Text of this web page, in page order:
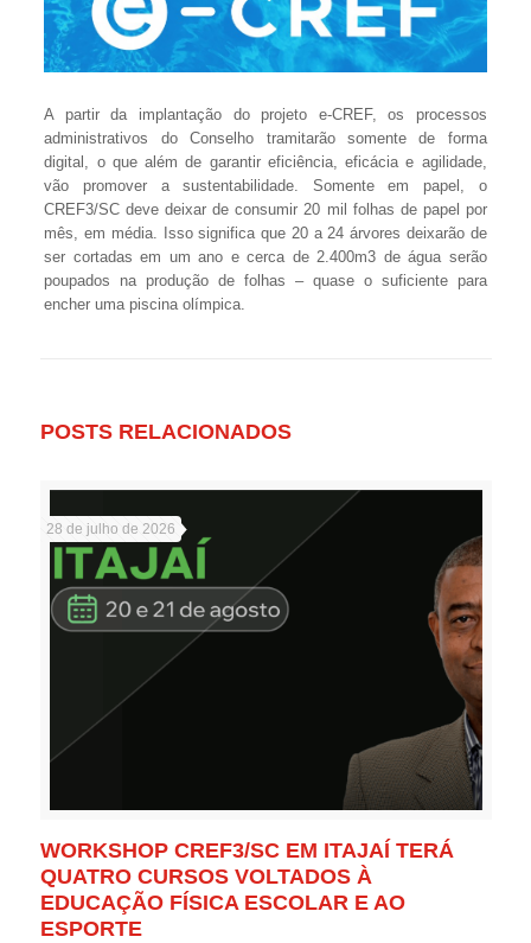
A partir da implantação do projeto e-CREF, os processos
administrativos do Conselho tramitarão somente de forma
digital, o que além de garantir eficiência, eficácia e agilidade,
vão promover a sustentabilidade. Somente em papel, o
CREF3/SC deve deixar de consumir 20 mil folhas de papel por
mês, em média. Isso significa que 20 a 24 árvores deixarão de
ser cortadas em um ano e cerca de 2.400m3 de água serão
poupados na produção de folhas – quase o suficiente para
encher uma piscina olímpica.
POSTS RELACIONADOS
28 de julho de 2026
WORKSHOP CREF3/SC EM ITAJAÍ TERÁ
QUATRO CURSOS VOLTADOS À
EDUCAÇÃO FÍSICA ESCOLAR E AO
ESPORTE